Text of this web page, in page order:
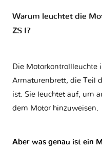
Warum leuchtet die
ZS I?
Die Motorkontrollleuchte
Armaturenbrett, die Teil
ist. Sie leuchtet auf, um
dem Motor hinzuweisen.
Aber was genau ist ein